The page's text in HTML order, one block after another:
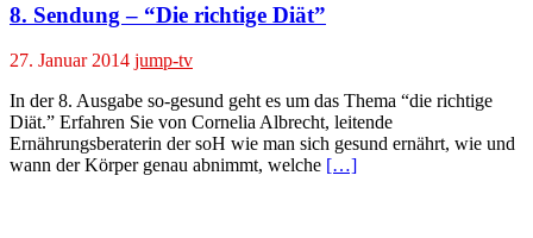
8. Sendung – “Die richtige Diät”
27. Januar 2014 jump-tv
In der 8. Ausgabe so-gesund geht es um das Thema “die richtige
Diät.” Erfahren Sie von Cornelia Albrecht, leitende
Ernährungsberaterin der soH wie man sich gesund ernährt, wie und
wann der Körper genau abnimmt, welche […]